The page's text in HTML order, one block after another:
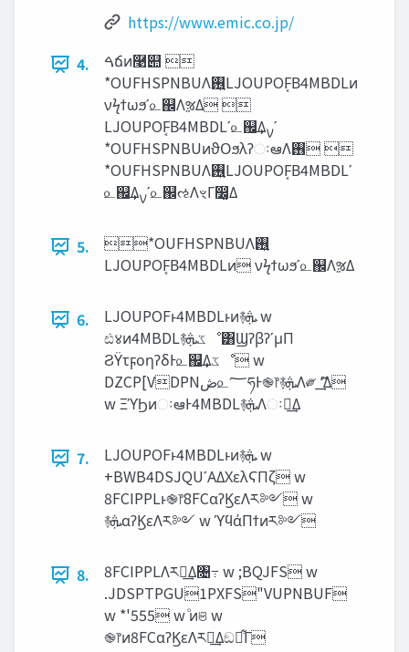
https://www.emic.co.jp/
4.
ࠓճͷ࿩୊ 
*OUFHSPNBUΛ࢖͍LJOUPOF͔Β4MBDLͷ
νϟϯωϧʹ௨஌ΛૹΔ 
LJOUPOF͔Β4MBDLʹ௨஌͢Δࡍʹ
*OUFHSPNBUͷϑΟϧλʔઃఆΛ࢖͏ 
*OUFHSPNBUΛ࢖͍LJOUPOF͔Β4MBDLʹ
௨஌͢Δࡍʹ௨஌ઌΛৼΓ෼͚Δ
5.
*OUFHSPNBUΛ࢖͍
LJOUPOF͔Β4MBDLͷ νϟϯωϧʹ௨஌ΛૹΔ
6.
LJOUPOFͱ4MBDLͱͷ࿈‫ܞ‬ w
ඪ४ͷ4MBDL࿈‫ػܞ‬ೳ͸ϢʔβʔʹμΠ
ϨΫτϝοηʔδͰ௨஌͢Δ‫ػ‬ೳ w
DZCP[VDPN‫ڞ‬௨؅ཧͰ֎෦࿈‫ܞ‬Λ༗ ޮʹ͢Δ
w ΞϓϦͷઃఆͰ4MBDL࿈‫ܞ‬Λઃఆ͢Δ
7.
LJOUPOFͱ4MBDLͱͷ࿈‫ܞ‬ w
+BWB4DSJQUʹΑΔΧελϚΠζ w
8FCIPPLͱ֎෦8FCαʔϏεΛར༻ w
࿈‫ܞ‬αʔϏεΛར༻ w ϓϥάΠϯͷར༻
8.
8FCIPPLΛར༻͢Δ৔߹ w ;BQJFS w
.JDSPTPGU1PXFS"VUPNBUF
w *'555 w ͦͷଞ w
֎෦ͷ8FCαʔϏεΛར༻͢Δඞཁ͋Γ